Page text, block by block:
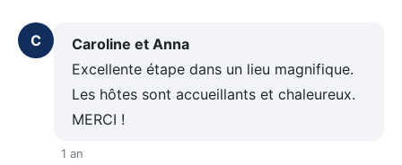
C
Caroline et Anna
Excellente étape dans un lieu magnifique.
Les hôtes sont accueillants et chaleureux.
MERCI !
1 an